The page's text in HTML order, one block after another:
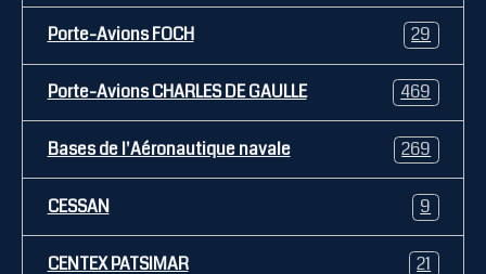
Porte-Avions FOCH 29
Porte-Avions CHARLES DE GAULLE 469
Bases de l'Aéronautique navale 269
CESSAN 9
CENTEX PATSIMAR 21